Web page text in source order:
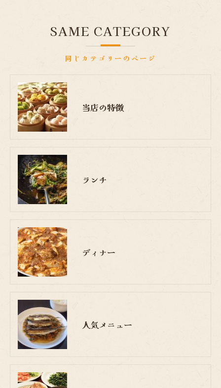
同じカテゴリーのページ
SAME CATEGORY
当店の特徴
ランチ
ディナー
人気メニュー